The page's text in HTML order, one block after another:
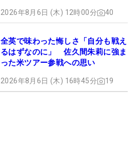
2026年8月6日 (木) 12時00分 40
全英で味わった悔しさ「自分も戦え
るはずなのに」 佐久間朱莉に強ま
った米ツアー参戦への思い
2026年8月6日 (木) 16時45分 19